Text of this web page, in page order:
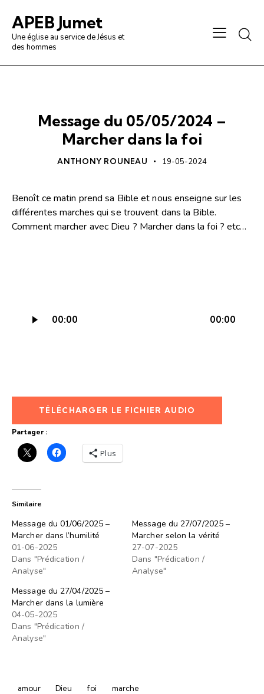
APEB Jumet
Une église au service de Jésus et
des hommes
Message du 05/05/2024 –
Marcher dans la foi
ANTHONY ROUNEAU 19-05-2024
Benoît ce matin prend sa Bible et nous enseigne sur les
différentes marches qui se trouvent dans la Bible.
Comment marcher avec Dieu ? Marcher dans la foi ? etc…
audio
00:00 00:00
TÉLÉCHARGER LE FICHIER AUDIO
Partager :
Plus
Similaire
Message du 01/06/2025 –
Marcher dans l’humilité
01-06-2025
Dans "Prédication /
Analyse"
Message du 27/07/2025 –
Marcher selon la vérité
27-07-2025
Dans "Prédication /
Analyse"
Message du 27/04/2025 –
Marcher dans la lumière
04-05-2025
Dans "Prédication /
Analyse"
amour Dieu foi marche